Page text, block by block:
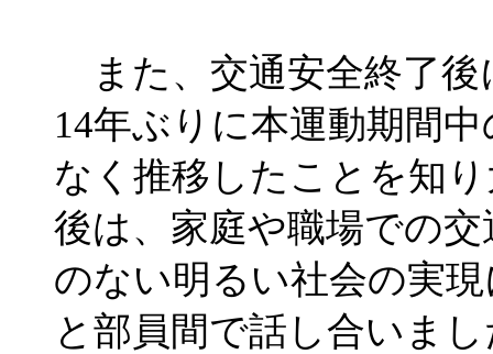
また、交通安全終了後
14年ぶりに本運動期間
なく推移したことを知
後は、家庭や職場での
のない明るい社会の実
と部員間で話し合いま